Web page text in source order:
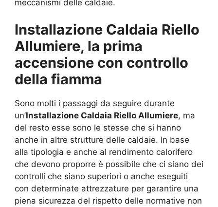
meccanismi delle caldaie.
Installazione Caldaia Riello
Allumiere, la prima
accensione con controllo
della fiamma
Sono molti i passaggi da seguire durante
un’Installazione Caldaia Riello Allumiere, ma
del resto esse sono le stesse che si hanno
anche in altre strutture delle caldaie. In base
alla tipologia e anche al rendimento calorifero
che devono proporre è possibile che ci siano dei
controlli che siano superiori o anche eseguiti
con determinate attrezzature per garantire una
piena sicurezza del rispetto delle normative non